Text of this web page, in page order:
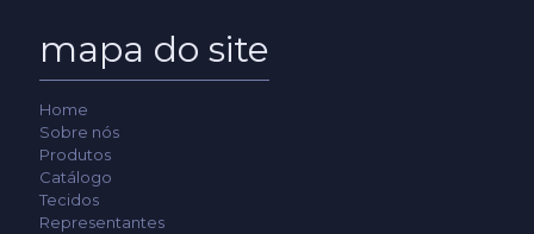
mapa do site
Home
Sobre nós
Produtos
Catálogo
Tecidos
Representantes